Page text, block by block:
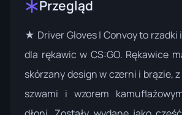
Przegląd
★ Driver Gloves | Convoy to rzadki
dla rękawic w CS:GO. Rękawice
skórzany design w czerni i brązie,
szwami i wzorem